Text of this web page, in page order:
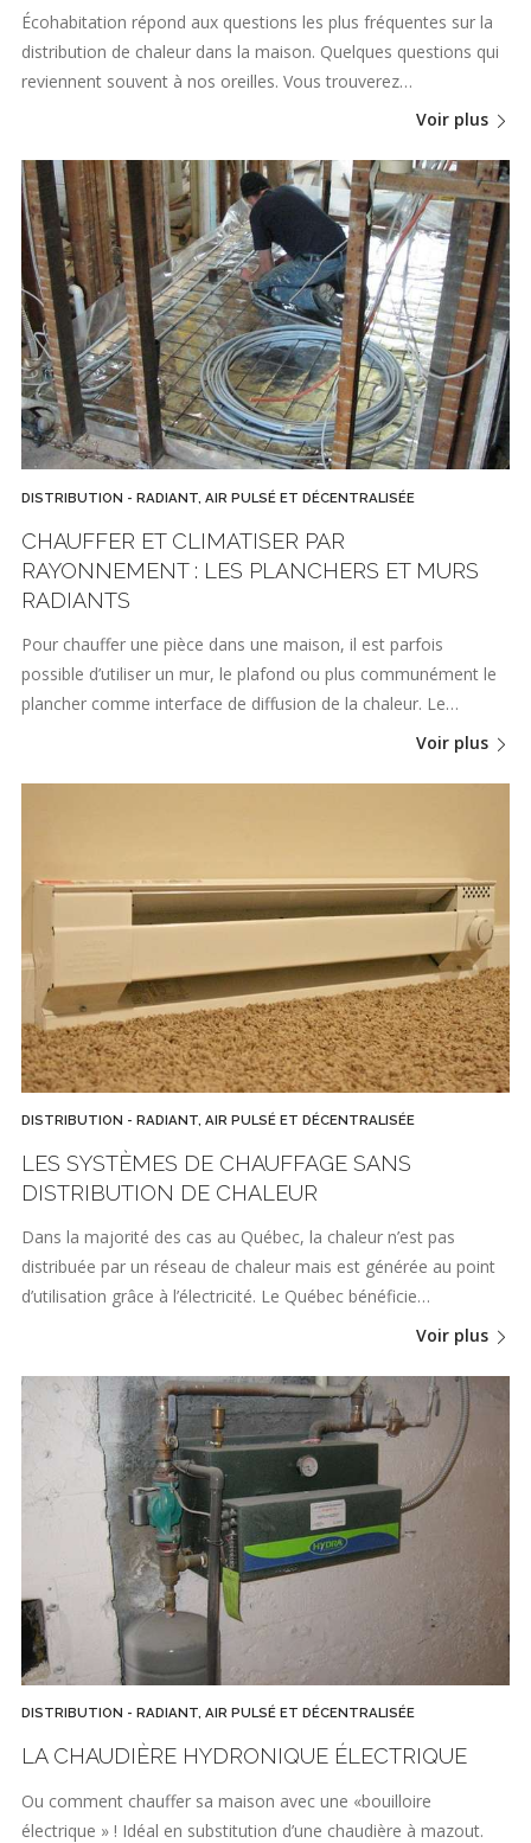
Écohabitation répond aux questions les plus fréquentes sur la
distribution de chaleur dans la maison. Quelques questions qui
reviennent souvent à nos oreilles. Vous trouverez…
Voir plus
DISTRIBUTION - RADIANT, AIR PULSÉ ET DÉCENTRALISÉE
CHAUFFER ET CLIMATISER PAR
RAYONNEMENT : LES PLANCHERS ET MURS
RADIANTS
Pour chauffer une pièce dans une maison, il est parfois
possible d’utiliser un mur, le plafond ou plus communément le
plancher comme interface de diffusion de la chaleur. Le…
Voir plus
DISTRIBUTION - RADIANT, AIR PULSÉ ET DÉCENTRALISÉE
LES SYSTÈMES DE CHAUFFAGE SANS
DISTRIBUTION DE CHALEUR
Dans la majorité des cas au Québec, la chaleur n’est pas
distribuée par un réseau de chaleur mais est générée au point
d’utilisation grâce à l’électricité. Le Québec bénéficie…
Voir plus
DISTRIBUTION - RADIANT, AIR PULSÉ ET DÉCENTRALISÉE
LA CHAUDIÈRE HYDRONIQUE ÉLECTRIQUE
Ou comment chauffer sa maison avec une «bouilloire
électrique » ! Idéal en substitution d’une chaudière à mazout.